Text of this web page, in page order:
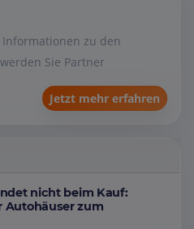
zu den
Sie Partner
Jetzt mehr erfahren
nicht beim Kauf:
Autohäuser zum